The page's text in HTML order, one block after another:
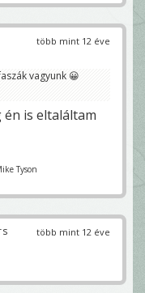
több mint 12 éve
vagyunk 😀
én is eltaláltam
Tyson
több mint 12 éve